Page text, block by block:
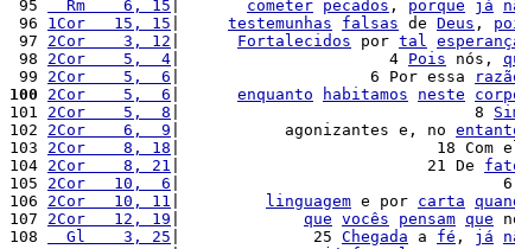
95
  Rm    6, 15
cometer pecados , porque já
96 1Cor   15, 15 testemunhas falsas de Deus ,
97 2Cor    3, 12 Fortalecidos por tal
98 2Cor    5,  4 |                      4 Pois nós,
99 2Cor    5,  6 |                    6 Por essa
100
2Cor    5,  6 enquanto habitamos neste
101 2Cor    5,  8 |                               8
102 2Cor    6,  9 |           agonizantes e, no
103 2Cor    8, 18 |                           18 Com
104 2Cor    8, 21 |                          21 De
105 2Cor   10,  6 |                                  6
106 2Cor   10, 11 linguagem e por carta
107 2Cor   12, 19 que vocês pensam que
108
  Gl    3, 25
|              25 Chegada a fé , já